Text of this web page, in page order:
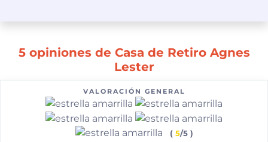
5 opiniones de Casa de Retiro Agnes
Lester
VALORACIÓN GENERAL
( 5/5 )